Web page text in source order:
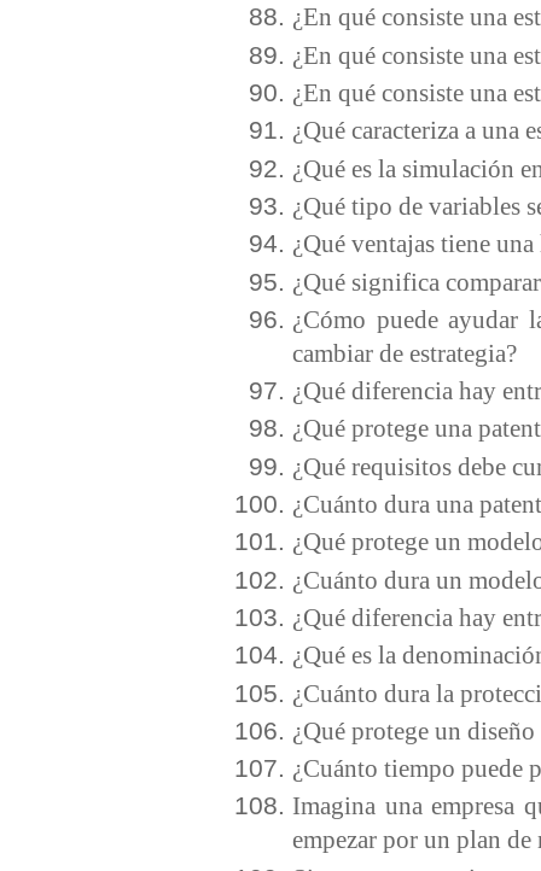
¿En qué consiste una
¿En qué consiste una
¿En qué consiste una
¿Qué caracteriza a una
¿Qué es la simulación
¿Qué tipo de variables
¿Qué ventajas tiene
¿Qué significa
¿Cómo puede ayudar
cambiar de estrategia?
¿Qué diferencia hay
¿Qué protege una
¿Qué requisitos debe
¿Cuánto dura una
¿Qué protege un
¿Cuánto dura un
¿Qué diferencia hay
¿Qué es la
¿Cuánto dura la
¿Qué protege un
¿Cuánto tiempo puede
Imagina una empresa
empezar por un plan